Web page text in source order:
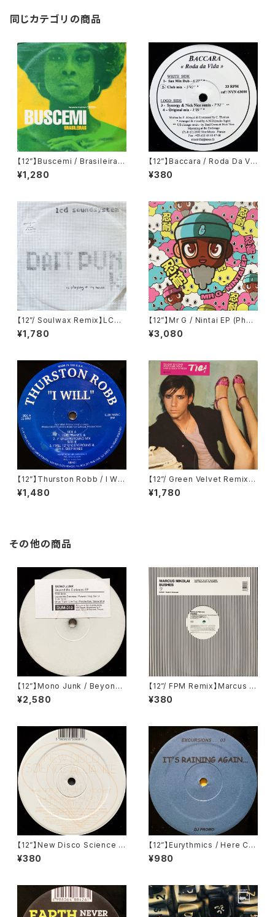
同じカテゴリの商品
【12”】Buscemi / Brasileiras
(Downsall Plastics) (DSL 0
42)
¥1,280
【12”】Baccara / Roda Da Vi
da (Nice Music) (NVN 630
00)
¥380
【12”/ Soulwax Remix】LCD
Soundsystem / Daft Punk I
s Playing At My House (DF
¥1,780
【12”】Mr G / Nintai EP (Phoe
nix G.) (PG077)
¥3,080
【12”】Thurston Robb / I Will
(Acacia Records) (AR021)
¥1,480
【12”/ Green Velvet Remix】
Tiga / Shoes (Different) (D
IFB 1216T)
¥1,780
その他の商品
【12”】Mono Junk / Beyond
The Darkness EP (DUM 00
7) (Dum Records) (DUM 01
¥2,580
【12”/ FPM Remix】Marcus Ni
kolai / Bushes (Southern Fr
ied Records) (ECB69R)
¥380
【12”】New Disco Science Al
liance / Nylon Groover / W
ake Up And Smell The Cof
¥380
【12”】Eurythmics / Here Co
mes The Rain Again (Excur
sions) (EB-03)
¥980